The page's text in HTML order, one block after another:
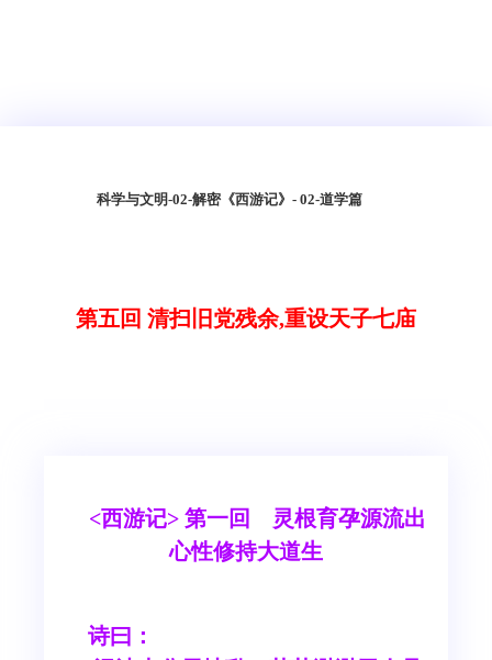
科学与文明-02-解密《西游记》 - 02-道学篇
第五回 清扫旧党残余,重设天子七庙
<西游记> 第一回 灵根育孕源流出
心性修持大道生
诗曰：